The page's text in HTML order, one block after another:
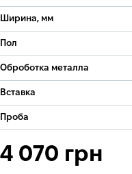
Ширина, мм
Пол
Оброботка металла
Вставка
Проба
4 070 грн